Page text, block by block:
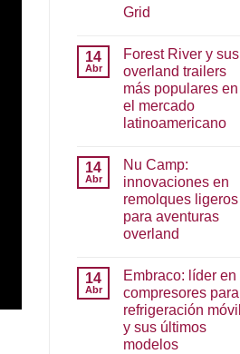
Grid
14
Abr
Forest River y sus
overland trailers
más populares en
el mercado
latinoamericano
14
Abr
Nu Camp:
innovaciones en
remolques ligeros
para aventuras
overland
14
Abr
Embraco: líder en
compresores para
refrigeración móvil
y sus últimos
modelos